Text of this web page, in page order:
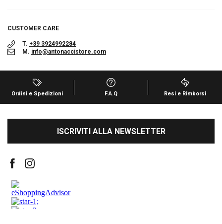
CUSTOMER CARE
T. +39 3924992284
M. info@antonaccistore.com
Ordini e Spedizioni F.A.Q Resi e Rimborsi
ISCRIVITI ALLA NEWSLETTER